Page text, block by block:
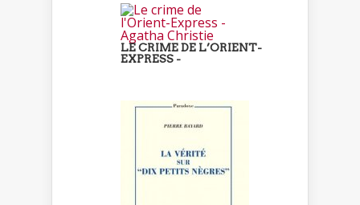
LE CRIME DE L’ORIENT-
EXPRESS -